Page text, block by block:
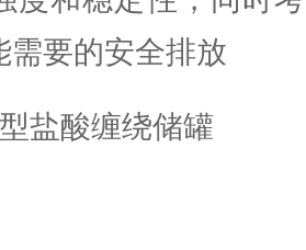
需要的安全排放